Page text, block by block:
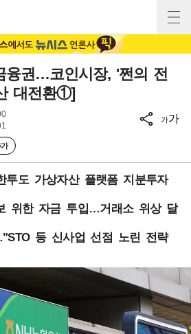
융권…코인시장, '쩐의 전
대전환①]
가가
투도 가상자산 플랫폼 지분투자
위한 자금 투입…거래소 위상 달
등 신사업 선점 노린 전략